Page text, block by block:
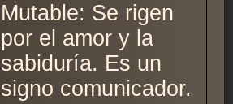
Mutable: Se rigen
por el amor y la
sabiduría. Es un
signo comunicador.